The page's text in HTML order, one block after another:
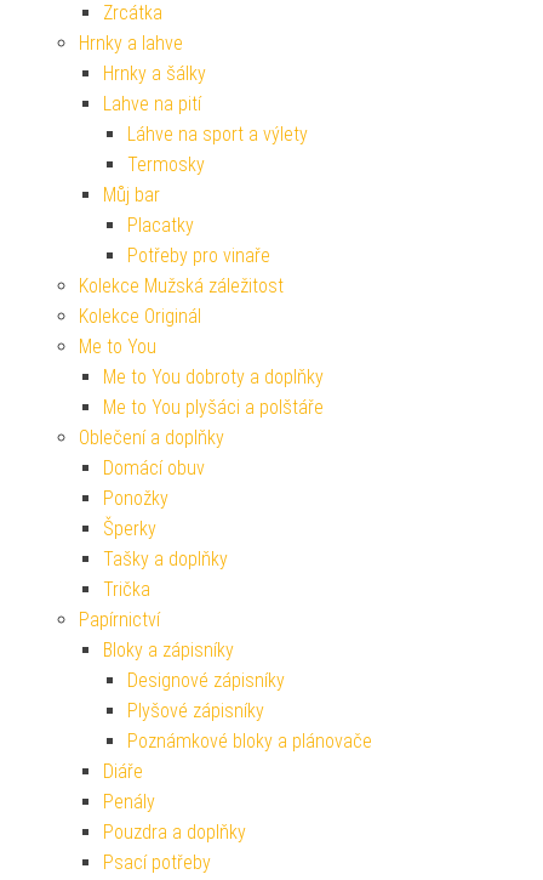
Zrcátka
Hrnky a lahve
Hrnky a šálky
Lahve na pití
Láhve na sport a výlety
Termosky
Můj bar
Placatky
Potřeby pro vinaře
Kolekce Mužská záležitost
Kolekce Originál
Me to You
Me to You dobroty a doplňky
Me to You plyšáci a polštáře
Oblečení a doplňky
Domácí obuv
Ponožky
Šperky
Tašky a doplňky
Trička
Papírnictví
Bloky a zápisníky
Designové zápisníky
Plyšové zápisníky
Poznámkové bloky a plánovače
Diáře
Penály
Pouzdra a doplňky
Psací potřeby